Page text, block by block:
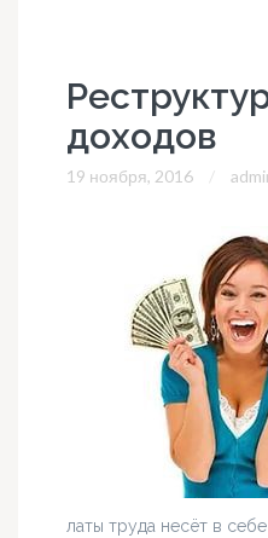
доходов
19 ноября, 2016
латы труда несёт в